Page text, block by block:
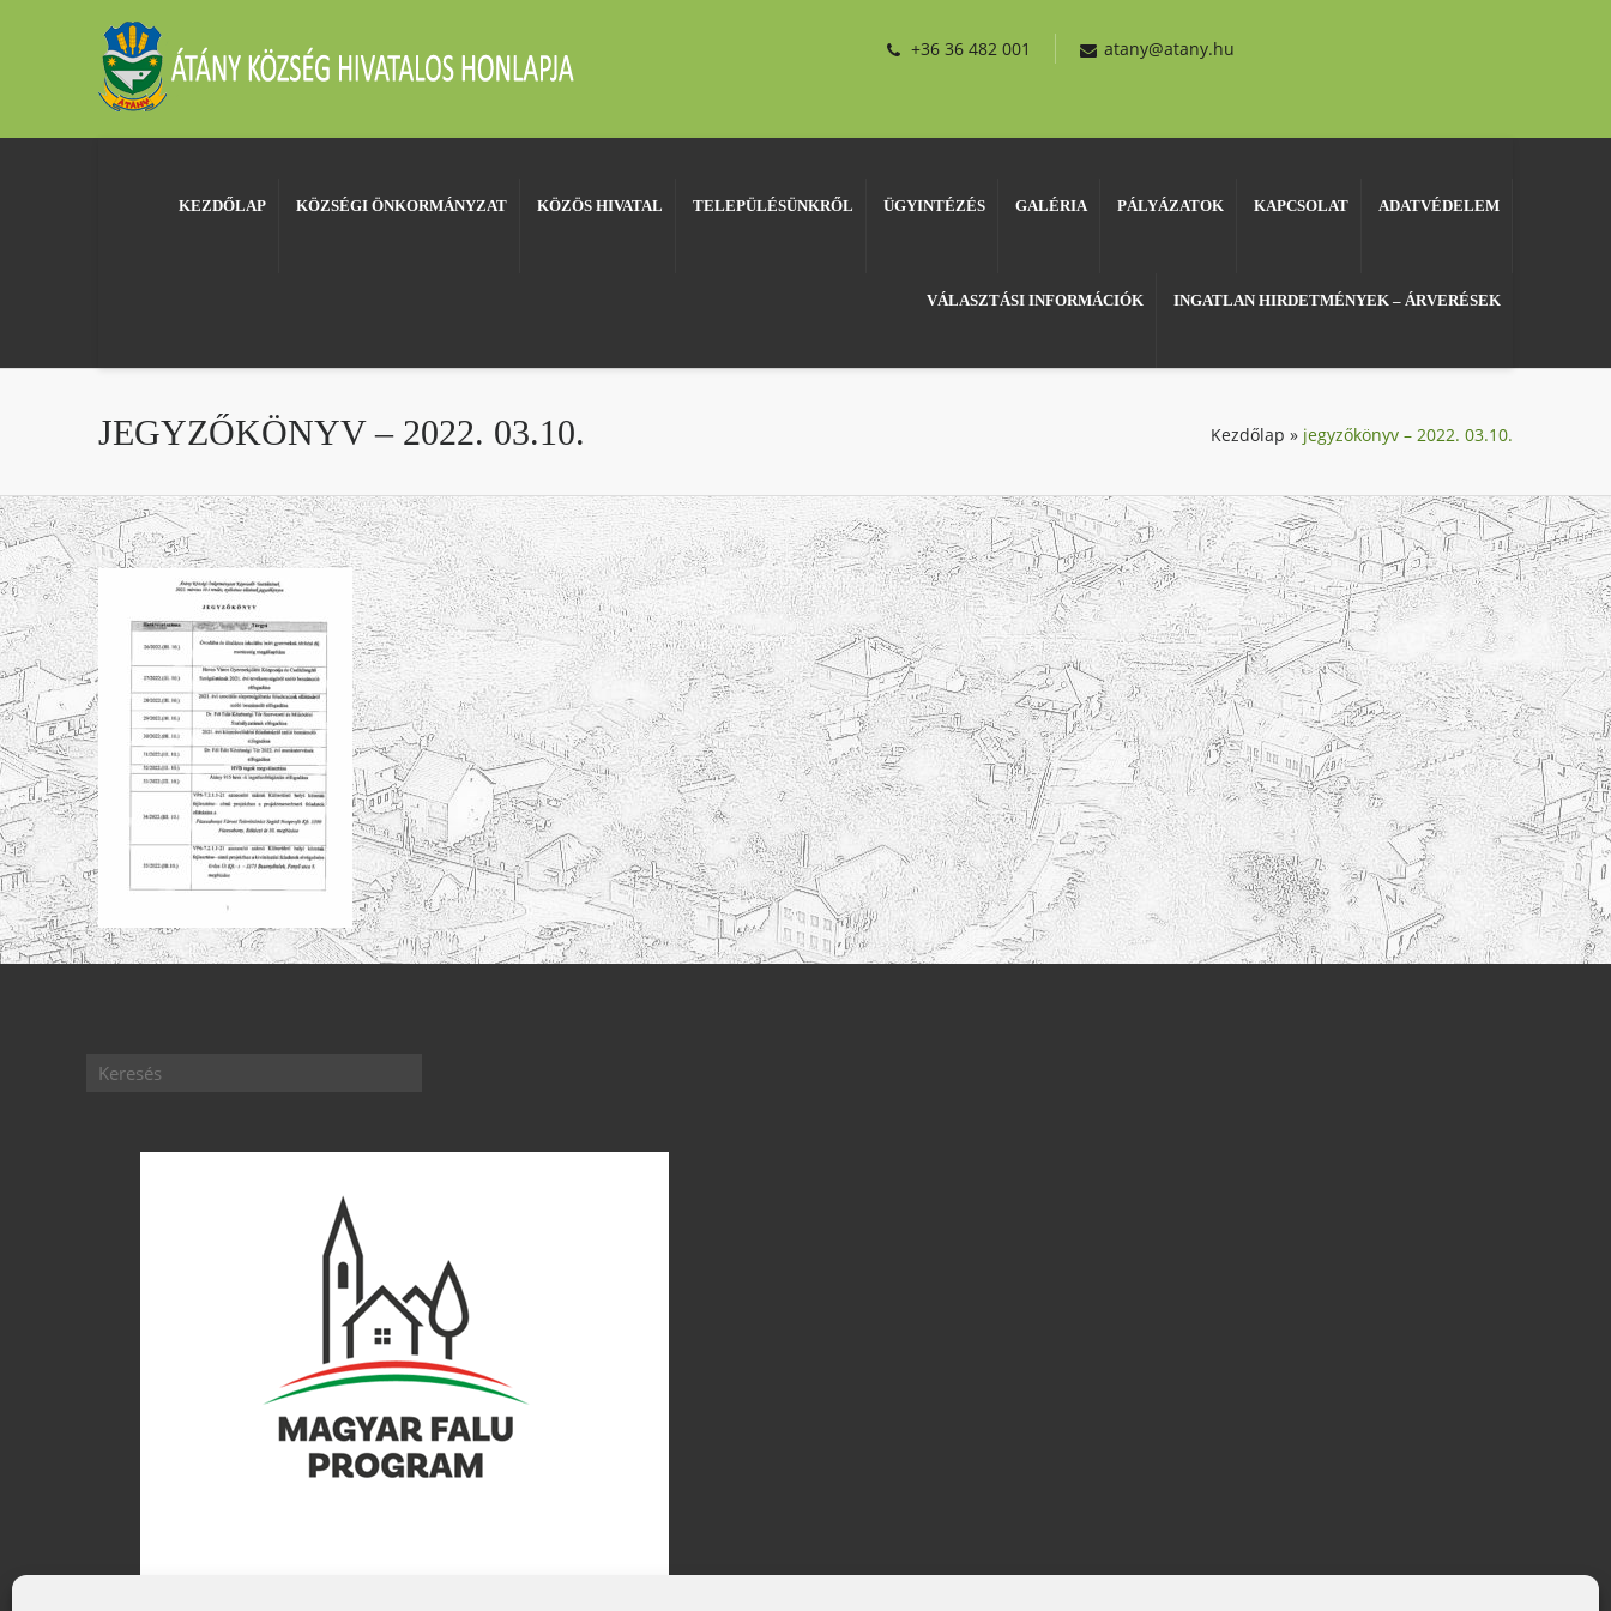
+36 36 482 001 atany@atany.hu
KEZDŐLAP KÖZSÉGI ÖNKORMÁNYZAT KÖZÖS HIVATAL TELEPÜLÉSÜNKRŐL ÜGYINTÉZÉS GALÉRIA PÁLYÁZATOK KAPCSOLAT ADATVÉDELEM
VÁLASZTÁSI INFORMÁCIÓK INGATLAN HIRDETMÉNYEK – ÁRVERÉSEK
JEGYZŐKÖNYV – 2022. 03.10. Kezdőlap » jegyzőkönyv – 2022. 03.10.